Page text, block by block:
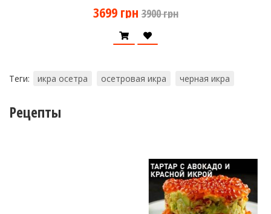
3699 грн 3900 грн
Теги: икра осетра осетровая икра черная икра
Рецепты